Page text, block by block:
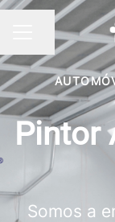
MENU DE
Partilhar
Pintor
Somos a